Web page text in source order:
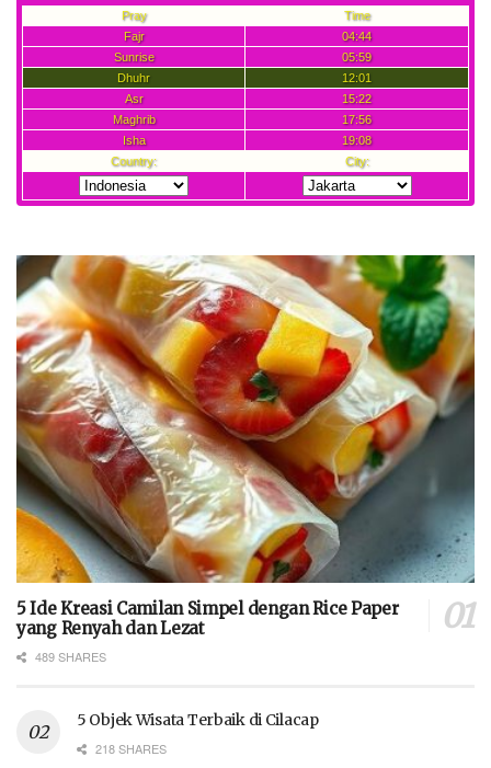
5 Ide Kreasi Camilan Simpel dengan Rice Paper
yang Renyah dan Lezat
489 SHARES
5 Objek Wisata Terbaik di Cilacap
218 SHARES